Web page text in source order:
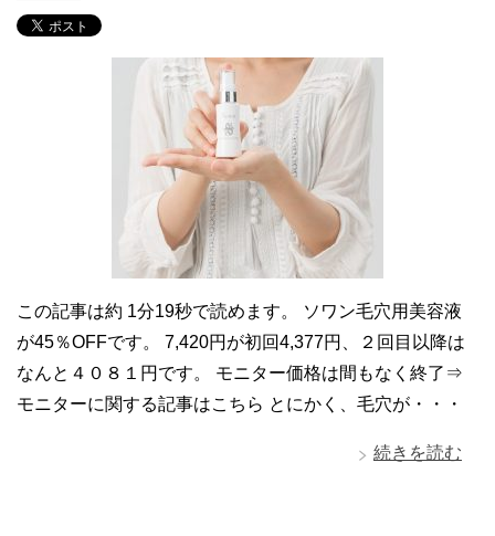
この記事は約 1分19秒で読めます。 ソワン毛穴用美容液
が45％OFFです。 7,420円が初回4,377円、２回目以降は
なんと４０８１円です。 モニター価格は間もなく終了⇒
モニターに関する記事はこちら とにかく、毛穴が・・・
続きを読む